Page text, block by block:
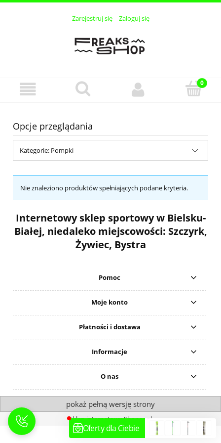
Zarejestruj się Zaloguj się
Opcje przeglądania
Kategorie: Pompki
Nie znaleziono produktów spełniających podane kryteria.
Internetowy sklep sportowy w Bielsku-
Białej, niedaleko miejscowości: Szczyrk,
Żywiec, Bystra
Pomoc
Moje konto
Płatności i dostawa
Informacje
O nas
pokaż pełną wersję strony
Sklep internetowy Shoper.pl